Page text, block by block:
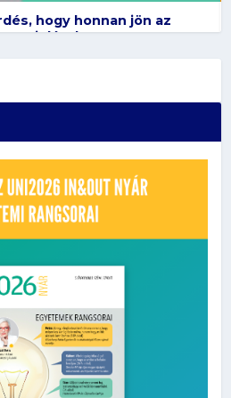
hogy honnan jön az
Violával